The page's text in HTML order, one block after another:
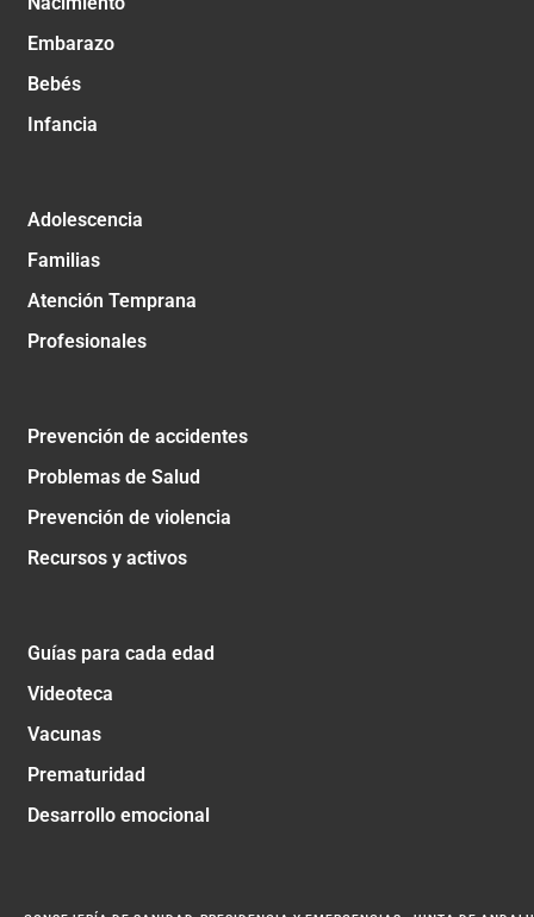
Embarazo
Bebés
Infancia
Adolescencia
Familias
Atención Temprana
Profesionales
Prevención de accidentes
Problemas de Salud
Prevención de violencia
Recursos y activos
Guías para cada edad
Videoteca
Vacunas
Prematuridad
Desarrollo emocional